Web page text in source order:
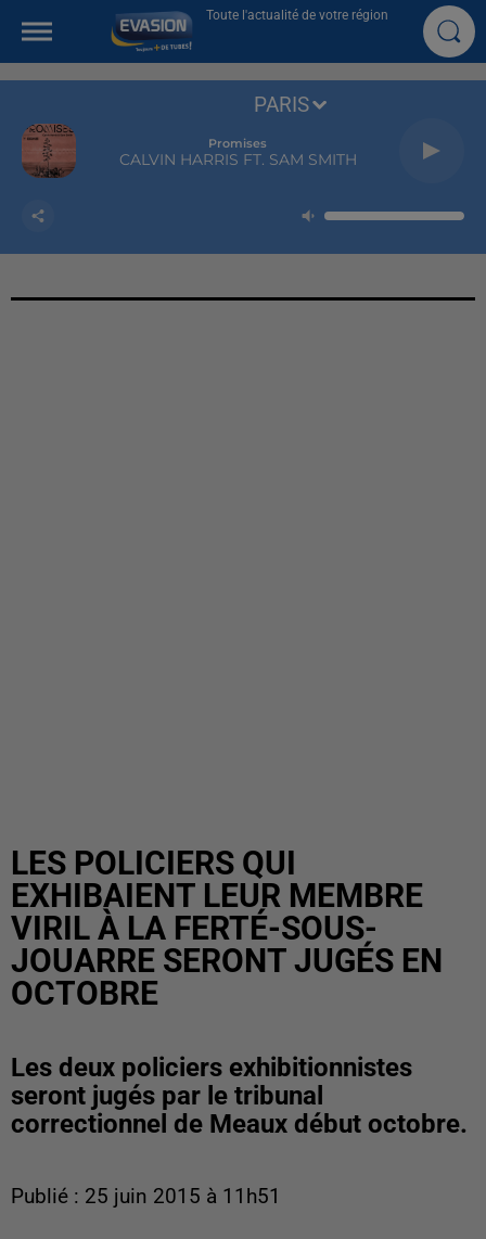
Toute l'actualité de votre région
Promises
CALVIN HARRIS FT. SAM SMITH
PARIS
LES POLICIERS QUI
EXHIBAIENT LEUR MEMBRE
VIRIL À LA FERTÉ-SOUS-
JOUARRE SERONT JUGÉS EN
OCTOBRE
Les deux policiers exhibitionnistes
seront jugés par le tribunal
correctionnel de Meaux début octobre.
Publié : 25 juin 2015 à 11h51